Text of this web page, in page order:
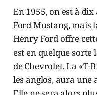
En 1955, on est à
Ford Mustang, mais
Henry Ford offre
est en quelque
de Chevrolet. La
les anglos, aura une